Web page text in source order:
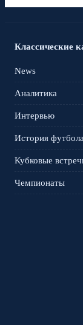
Классические
News
Аналитика
Интервью
История футбола
Кубковые
Чемпионаты